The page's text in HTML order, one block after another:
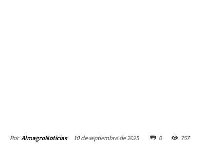
Por AlmagroNoticias 10 de septiembre de 2025 0 757